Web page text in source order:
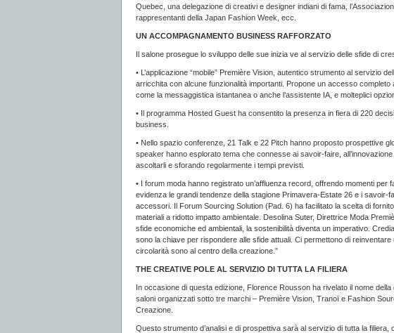
Quebec, una delegazione di creativi e designer indiani di fama,
rappresentanti della Japan Fashion Week, ecc.
UN ACCOMPAGNAMENTO BUSINESS RAFFORZATO
Il salone prosegue lo sviluppo delle sue inizia ve al servizio delle sfide di
• L’applicazione “mobile” Première Vision, autentico strumento al servizio
arricchita con alcune funzionalità importanti. Propone un accesso completo
come la messaggistica istantanea o anche l’assistente IA, e molteplici
• Il programma Hosted Guest ha consentito la presenza in fiera di 220
business.
• Nello spazio conferenze, 21 Talk e 22 Pitch hanno proposto prospettive
speaker hanno esplorato tema che connesse ai savoir-faire,
ascoltarli e sforando regolarmente i tempi previsti.
• I forum moda hanno registrato un’affluenza record, offrendo momenti
evidenza le grandi tendenze della stagione Primavera-Estate 26 e i
accessori. Il Forum Sourcing Solution (Pad. 6) ha facilitato la scelta di
materiali a ridotto impatto ambientale. Desolina Suter, Direttrice Moda
sfide economiche ed ambientali, la sostenibilità diventa un imperativo.
sono la chiave per rispondere alle sfide attuali. Ci permettono di
circolarità sono al centro della creazione.”
THE CREATIVE POLE AL SERVIZIO DI TUTTA LA FILIERA
In occasione di questa edizione, Florence Rousson ha rivelato il nome
saloni organizzati sotto tre marchi – Première Vision, Tranoï e Fashion
Creazione.
Questo strumento d’analisi e di prospettiva sarà al servizio di tutta la filiera,